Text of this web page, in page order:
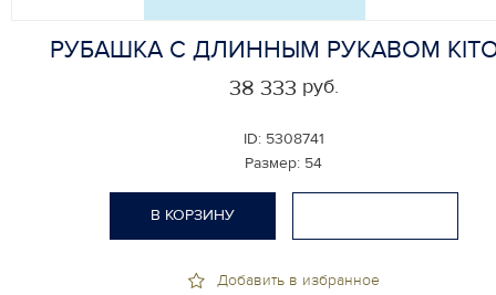
РУБАШКА С ДЛИННЫМ РУКАВОМ
ID: 5308741
Размер: 54
38 333 руб.
Добавить в избранное
В КОРЗИНУ